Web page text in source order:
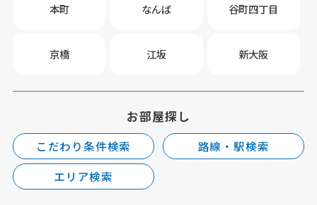
本町 なんば 谷町四丁目
京橋 江坂 新大阪
お部屋探し
こだわり条件検索
路線・駅検索
エリア検索